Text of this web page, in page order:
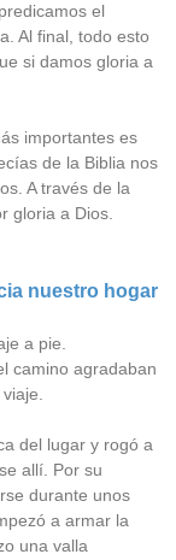
el
Al final, todo esto
si damos gloria a
importantes es
de la Biblia nos
A través de la
gloria a Dios.
nuestro hogar
a pie.
camino agradaban
del lugar y rogó a
allí. Por su
durante unos
a armar la
una valla